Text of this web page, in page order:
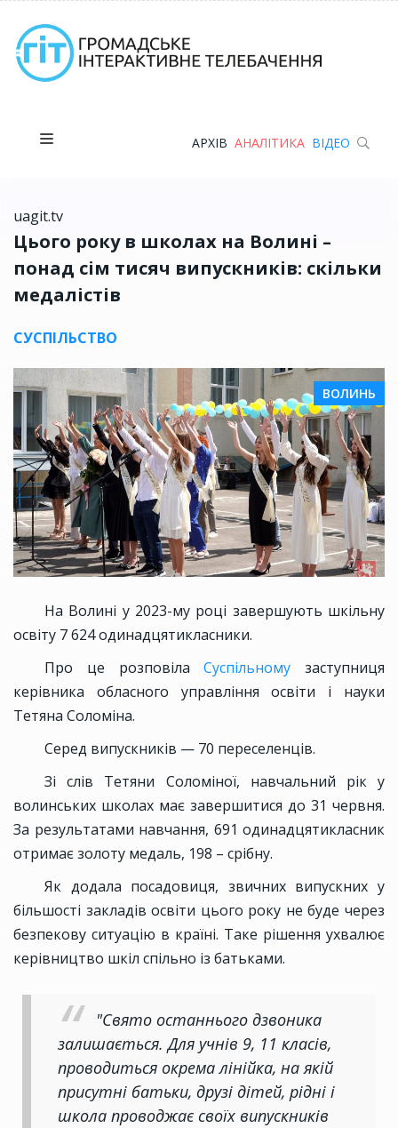
АРХІВ АНАЛІТИКА ВІДЕО
uagit.tv
Цього року в школах на Волині –
понад сім тисяч випускників: скільки
медалістів
СУСПІЛЬСТВО
ВОЛИНЬ
На Волині у 2023-му році завершують шкільну
освіту 7 624 одинадцятикласники.
Про це розповілаСуспільному заступниця
керівника обласного управління освіти і науки
Тетяна Соломіна.
Серед випускників — 70 переселенців.
Зі слів Тетяни Соломіної, навчальний рік у
волинських школах має завершитися до 31 червня.
За результатами навчання, 691 одинадцятикласник
отримає золоту медаль, 198 – срібну.
Як додала посадовиця, звичних випускних у
більшості закладів освіти цього року не буде через
безпекову ситуацію в країні. Таке рішення ухвалює
керівництво шкіл спільно із батьками.
"Свято останнього дзвоника
залишається. Для учнів 9, 11 класів,
проводиться окрема лінійка, на якій
присутні батьки, друзі дітей, рідні і
школа проводжає своїх випускників